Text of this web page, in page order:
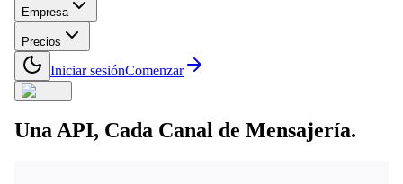
Empresa
Precios
Iniciar sesiónComenzar
Una API, Cada Canal de Mensajería.